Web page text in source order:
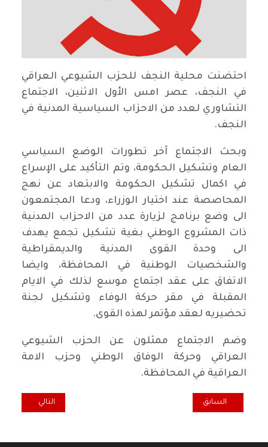
احتضنت محلية النجف للحزب الشيوعي العراقي
في النجف، عصر امس الأول الاثنين، الاجتماع
التشاوري لعدد من الاحزاب السياسية المدنية في
النجف.
وبحث الاجتماع آخر تطورات الوضع السياسي
العام وتشكيل الحكومة، وتم التأكيد على الإسراع
في اكمال تشكيل الحكومة والابتعاد عن نهج
المحاصصة عند اختيار الوزراء، ودعا المجتمعون
الى وضع برنامج لزيارة عدد من الاحزاب المدنية
ذات المشروع الوطني بغية تشكيل تجمع يهدف
الى وحدة القوى المدنية والديمقراطية
والشخصيات الوطنية في المحافظة، وايضا
الاتفاق على عقد اجتماع موسع لذلك في الايام
المقبلة في مقر حركة الوفاء وتشكيل لجنة
تحضيريه لعقد مؤتمر لهذه القوى.
وضم الاجتماع ممثلون عن الحزب الشيوعي
العراقي وحركة الوفاق الوطني وحزب الامة
العراقية في المحافظة.
المقال السابق: منع الاحتفال البرلماني بمئوية الحزب الشيوعي في ألمانيا
السابق المقال التالي:
التالي